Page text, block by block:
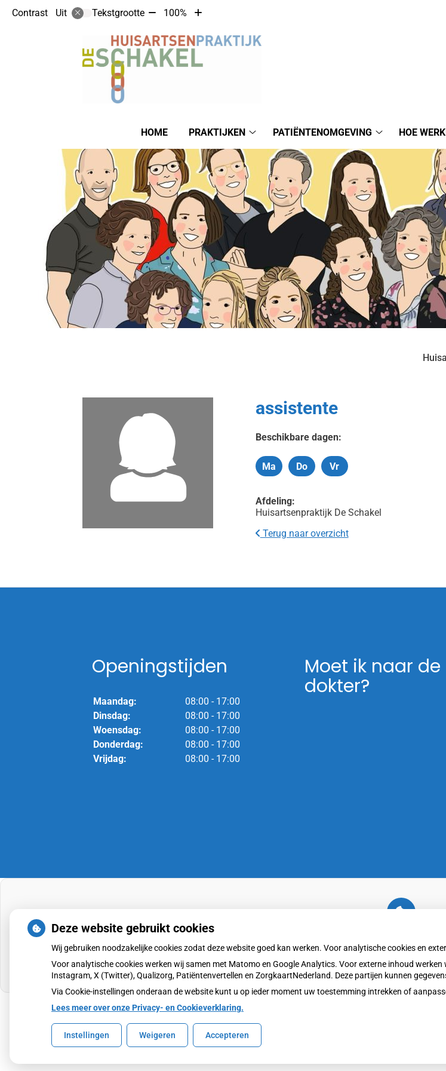
Contrast Uit Tekstgrootte Tekst
met
10%
100%
Tekst
met
10%
Hoofdmenu
HOME
PRAKTIJKEN
submenu
PATIËNTENOMGEVING
HOE
assistente
Beschikbare dagen:
Maandag
Ma Donderdag
Do Vrijdag
Vr
Afdeling:
Huisartsenpraktijk De Schakel
Terug naar overzicht
Openingstijden
Maandag:
08:00 - 17:00
Dinsdag:
08:00 - 17:00
Woensdag:
08:00 - 17:00
Donderdag:
08:00 - 17:00
Vrijdag:
08:00 - 17:00
Moet ik naar de
dokter?
externe inhoud
die nodig is om
Cookie-instellingen
Uw Zorg Online|Beheer
Deze website gebruikt cookies
Wij gebruiken noodzakelijke cookies zodat deze website goed kan werken. Voor analytische cookies en
Voor analytische cookies werken wij samen met Matomo en Google Analytics. Voor externe inhoud
Instagram, X (Twitter), Qualizorg, Patiëntenvertellen en ZorgkaartNederland. Deze partijen kunnen
Via Cookie-instellingen onderaan de website kunt u op ieder moment uw toestemming intrekken of
Lees meer over onze Privacy- en Cookieverklaring.
Instellingen Weigeren Accepteren